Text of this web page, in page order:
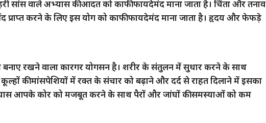
सांस वाले अभ्यास की आदत को काफी फायदेमंद माना जाता है। चिंता और तनाव
प्राप्त करने के लिए इस योग को काफी फायदेमंद माना जाता है। हृदय और फेफड़े
बनाए रखने वाला कारगर योगसन है। शरीर के संतुलन में सुधार करने के साथ
की मांसपेशियों में रक्त के संचार को बढ़ाने और दर्द से राहत दिलाने में इसका
आपके कोर को मजबूत करने के साथ पैरों और जांघों की समस्याओं को कम